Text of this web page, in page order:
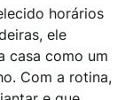
horários
ele
casa como um
Com a rotina,